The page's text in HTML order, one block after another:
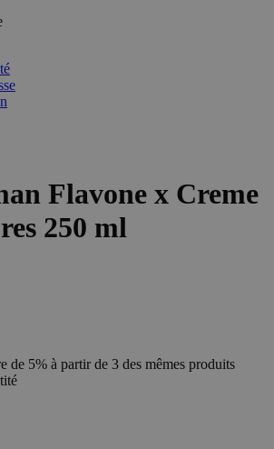
Flavone x Creme
250 ml
de 5% à partir de 3 des mêmes produits